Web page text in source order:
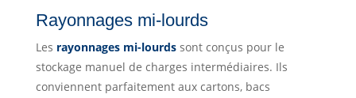
Rayonnages mi-lourds
Les rayonnages mi-lourdssont conçus pour le
stockage manuel de charges intermédiaires. Ils
conviennent parfaitement aux cartons, bacs